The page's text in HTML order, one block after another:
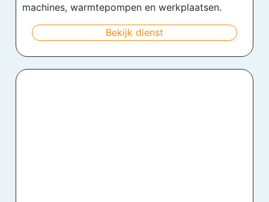
machines, warmtepompen en werkplaatsen.
Bekijk dienst